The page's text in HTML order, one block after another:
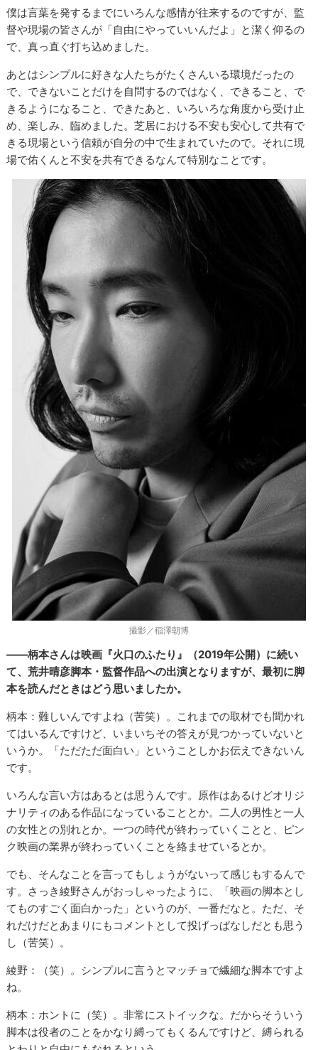
僕は言葉を発するまでにいろんな感情が往来するのですが、監
督や現場の皆さんが「自由にやっていいんだよ」と潔く仰るの
で、真っ直ぐ打ち込めました。
あとはシンプルに好きな人たちがたくさんいる環境だったの
で、できないことだけを自問するのではなく、できること、で
きるようになること、できたあと、いろいろな角度から受け止
め、楽しみ、臨めました。芝居における不安も安心して共有で
きる現場という信頼が自分の中で生まれていたので。それに現
場で佑くんと不安を共有できるなんて特別なことです。
撮影／稲澤朝博
――柄本さんは映画『火口のふたり』（2019年公開）に続い
て、荒井晴彦脚本・監督作品への出演となりますが、最初に脚
本を読んだときはどう思いましたか。
柄本：難しいんですよね（苦笑）。これまでの取材でも聞かれ
てはいるんですけど、いまいちその答えが見つかっていないと
いうか。「ただただ面白い」ということしかお伝えできないん
です。
いろんな言い方はあるとは思うんです。原作はあるけどオリジ
ナリティのある作品になっていることとか。二人の男性と一人
の女性との別れとか。一つの時代が終わっていくことと、ピン
ク映画の業界が終わっていくことを絡ませているとか。
でも、そんなことを言ってもしょうがないって感じもするんで
す。さっき綾野さんがおっしゃったように、「映画の脚本とし
てものすごく面白かった」というのが、一番だなと。ただ、そ
れだけだとあまりにもコメントとして投げっぱなしだとも思う
し（苦笑）。
綾野：（笑）。シンプルに言うとマッチョで繊細な脚本ですよ
ね。
柄本：ホントに（笑）。非常にストイックな。だからそういう
脚本は役者のことをかなり縛ってもくるんですけど、縛られる